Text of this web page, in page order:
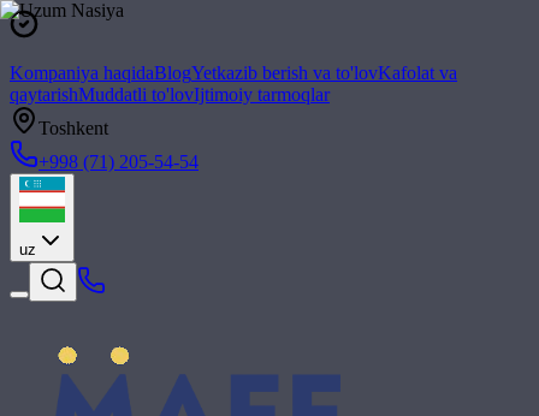
Kompaniya haqidaBlogYetkazib berish va to'lovKafolat va
qaytarishMuddatli to'lovIjtimoiy tarmoqlar
Toshkent
+998 (71) 205-54-54
uz